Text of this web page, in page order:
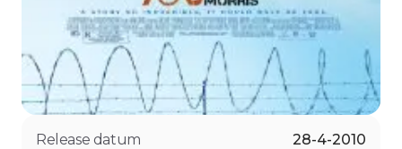
Release datum
28-4-2010